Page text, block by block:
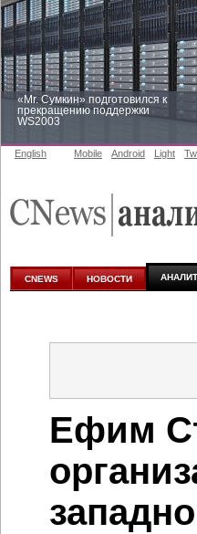
«Mr. Сумкин» подготовился к
прекращению поддержки
WS2003
аналитике
English Mobile Android Light
CNEWS НОВОСТИ
Ефим